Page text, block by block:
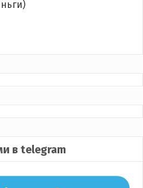
в telegram